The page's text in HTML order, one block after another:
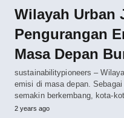
Wilayah Urban
Pengurangan
Masa Depan
sustainabilitypioneers –
emisi di masa depan.
semakin berkembang, kota-
2 years ago